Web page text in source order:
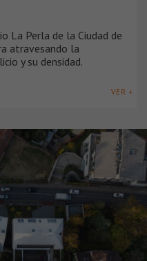
La Perla de la Ciudad de
atravesando la
y su densidad.
VER +